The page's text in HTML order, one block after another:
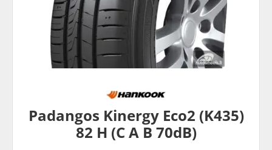
Padangos Kinergy Eco2 (K435)
82 H (C A B 70dB)